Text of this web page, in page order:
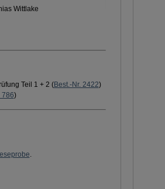
Wittlake
Teil 1 + 2 (Best.-Nr. 2422)
786)
.